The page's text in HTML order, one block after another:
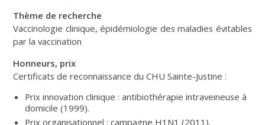
Thème de recherche
Vaccinologie clinique, épidémiologie des maladies évitables
par la vaccination
Honneurs, prix
Certificats de reconnaissance du CHU Sainte-Justine :
Prix innovation clinique : antibiothérapie intraveineuse à
domicile (1999).
Prix organisationnel : campagne H1N1 (2011).